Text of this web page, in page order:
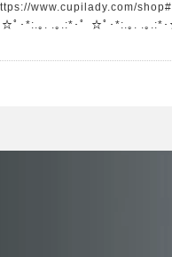
www.cupilady.com/
ﾟ･*:.｡. .｡.:*･゜☆ﾟ･*:.｡. .｡.:*